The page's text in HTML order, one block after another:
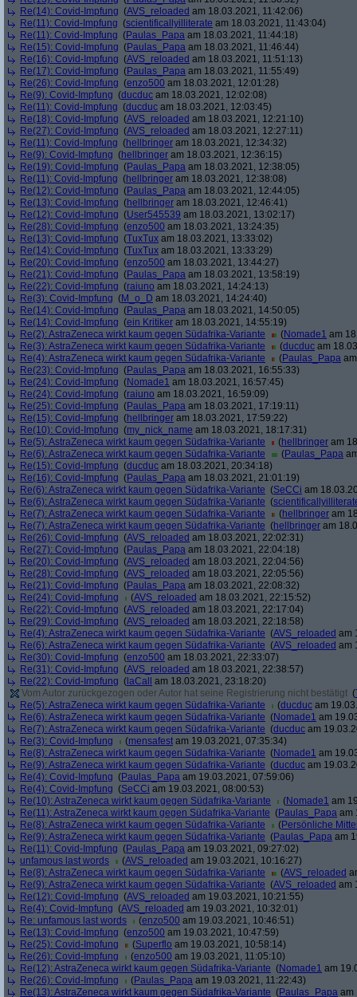
Re(14): Covid-Impfung (AVS_reloaded am 18.03.2021, 11:42:06)
Re(11): Covid-Impfung (scientificallyilliterate am 18.03.2021, 11:43:04)
Re(11): Covid-Impfung (Paulas_Papa am 18.03.2021, 11:44:18)
Re(15): Covid-Impfung (Paulas_Papa am 18.03.2021, 11:46:44)
Re(16): Covid-Impfung (AVS_reloaded am 18.03.2021, 11:51:13)
Re(17): Covid-Impfung (Paulas_Papa am 18.03.2021, 11:55:49)
Re(26): Covid-Impfung (enzo500 am 18.03.2021, 12:01:28)
Re(9): Covid-Impfung (ducduc am 18.03.2021, 12:02:08)
Re(11): Covid-Impfung (ducduc am 18.03.2021, 12:03:45)
Re(18): Covid-Impfung (AVS_reloaded am 18.03.2021, 12:21:10)
Re(27): Covid-Impfung (AVS_reloaded am 18.03.2021, 12:27:11)
Re(11): Covid-Impfung (hellbringer am 18.03.2021, 12:34:32)
Re(9): Covid-Impfung (hellbringer am 18.03.2021, 12:36:15)
Re(19): Covid-Impfung (Paulas_Papa am 18.03.2021, 12:38:05)
Re(11): Covid-Impfung (hellbringer am 18.03.2021, 12:38:08)
Re(12): Covid-Impfung (Paulas_Papa am 18.03.2021, 12:44:05)
Re(13): Covid-Impfung (hellbringer am 18.03.2021, 12:46:41)
Re(12): Covid-Impfung (User545539 am 18.03.2021, 13:02:17)
Re(28): Covid-Impfung (enzo500 am 18.03.2021, 13:24:35)
Re(13): Covid-Impfung (TuxTux am 18.03.2021, 13:33:02)
Re(14): Covid-Impfung (TuxTux am 18.03.2021, 13:33:29)
Re(20): Covid-Impfung (enzo500 am 18.03.2021, 13:44:27)
Re(21): Covid-Impfung (Paulas_Papa am 18.03.2021, 13:58:19)
Re(22): Covid-Impfung (raiuno am 18.03.2021, 14:24:13)
Re(3): Covid-Impfung (M_o_D am 18.03.2021, 14:24:40)
Re(14): Covid-Impfung (Paulas_Papa am 18.03.2021, 14:50:05)
Re(14): Covid-Impfung (ein Kritiker am 18.03.2021, 14:55:19)
Re(2): AstraZeneca wirkt kaum gegen Südafrika-Variante
(Nomade1 am
Re(3): AstraZeneca wirkt kaum gegen Südafrika-Variante
(ducduc am
Re(4): AstraZeneca wirkt kaum gegen Südafrika-Variante
(Paulas_Papa
Re(23): Covid-Impfung (Paulas_Papa am 18.03.2021, 16:55:33)
Re(24): Covid-Impfung (Nomade1 am 18.03.2021, 16:57:45)
Re(24): Covid-Impfung (raiuno am 18.03.2021, 16:59:09)
Re(25): Covid-Impfung (Paulas_Papa am 18.03.2021, 17:19:11)
Re(15): Covid-Impfung (hellbringer am 18.03.2021, 17:59:22)
Re(10): Covid-Impfung (my_nick_name am 18.03.2021, 18:17:31)
Re(5): AstraZeneca wirkt kaum gegen Südafrika-Variante
(hellbringer am
Re(6): AstraZeneca wirkt kaum gegen Südafrika-Variante
(Paulas_Papa
Re(15): Covid-Impfung (ducduc am 18.03.2021, 20:34:18)
Re(16): Covid-Impfung (Paulas_Papa am 18.03.2021, 21:01:19)
Re(6): AstraZeneca wirkt kaum gegen Südafrika-Variante (SeCCi am
Re(6): AstraZeneca wirkt kaum gegen Südafrika-Variante (
Re(7): AstraZeneca wirkt kaum gegen Südafrika-Variante
(hellbringer am
Re(7): AstraZeneca wirkt kaum gegen Südafrika-Variante (hellbringer am
Re(26): Covid-Impfung (AVS_reloaded am 18.03.2021, 22:02:31)
Re(27): Covid-Impfung (Paulas_Papa am 18.03.2021, 22:04:18)
Re(20): Covid-Impfung (AVS_reloaded am 18.03.2021, 22:04:56)
Re(28): Covid-Impfung (AVS_reloaded am 18.03.2021, 22:05:56)
Re(21): Covid-Impfung (Paulas_Papa am 18.03.2021, 22:08:32)
Re(24): Covid-Impfung
(AVS_reloaded am 18.03.2021, 22:15:52)
Re(22): Covid-Impfung (AVS_reloaded am 18.03.2021, 22:17:04)
Re(29): Covid-Impfung (AVS_reloaded am 18.03.2021, 22:18:58)
Re(4): AstraZeneca wirkt kaum gegen Südafrika-Variante (AVS_reloaded am
Re(6): AstraZeneca wirkt kaum gegen Südafrika-Variante (AVS_reloaded am
Re(30): Covid-Impfung (enzo500 am 18.03.2021, 22:33:07)
Re(31): Covid-Impfung (AVS_reloaded am 18.03.2021, 22:38:57)
Re(22): Covid-Impfung ( laCall
am 18.03.2021, 23:18:20)
Vom Autor zurückgezogen oder Autor hat seine Registrierung nicht bestätigt (
Re(5): AstraZeneca wirkt kaum gegen Südafrika-Variante
(ducduc am
Re(6): AstraZeneca wirkt kaum gegen Südafrika-Variante (Nomade1 am
Re(7): AstraZeneca wirkt kaum gegen Südafrika-Variante (ducduc am
Re(3): Covid-Impfung
(mensafest am 19.03.2021, 07:35:34)
Re(8): AstraZeneca wirkt kaum gegen Südafrika-Variante (Nomade1 am
Re(9): AstraZeneca wirkt kaum gegen Südafrika-Variante (ducduc am
Re(4): Covid-Impfung (Paulas_Papa am 19.03.2021, 07:59:06)
Re(4): Covid-Impfung (SeCCi am 19.03.2021, 08:00:53)
Re(10): AstraZeneca wirkt kaum gegen Südafrika-Variante
(Nomade1 am
Re(11): AstraZeneca wirkt kaum gegen Südafrika-Variante (Paulas_Papa am
Re(8): AstraZeneca wirkt kaum gegen Südafrika-Variante
(Persönliche
Re(9): AstraZeneca wirkt kaum gegen Südafrika-Variante (Paulas_Papa am
Re(11): Covid-Impfung (Paulas_Papa am 19.03.2021, 09:27:02)
unfamous last words
(AVS_reloaded am 19.03.2021, 10:16:27)
Re(8): AstraZeneca wirkt kaum gegen Südafrika-Variante
(AVS_reloaded
Re(9): AstraZeneca wirkt kaum gegen Südafrika-Variante (AVS_reloaded am
Re(12): Covid-Impfung (AVS_reloaded am 19.03.2021, 10:21:55)
Re(4): Covid-Impfung (AVS_reloaded am 19.03.2021, 10:32:01)
Re: unfamous last words
(enzo500 am 19.03.2021, 10:46:51)
Re(13): Covid-Impfung (enzo500 am 19.03.2021, 10:47:59)
Re(25): Covid-Impfung
(Superflo am 19.03.2021, 10:58:14)
Re(26): Covid-Impfung
(enzo500 am 19.03.2021, 11:05:10)
Re(12): AstraZeneca wirkt kaum gegen Südafrika-Variante (Nomade1 am
Re(26): Covid-Impfung
(Paulas_Papa am 19.03.2021, 11:22:43)
Re(13): AstraZeneca wirkt kaum gegen Südafrika-Variante (Paulas_Papa am